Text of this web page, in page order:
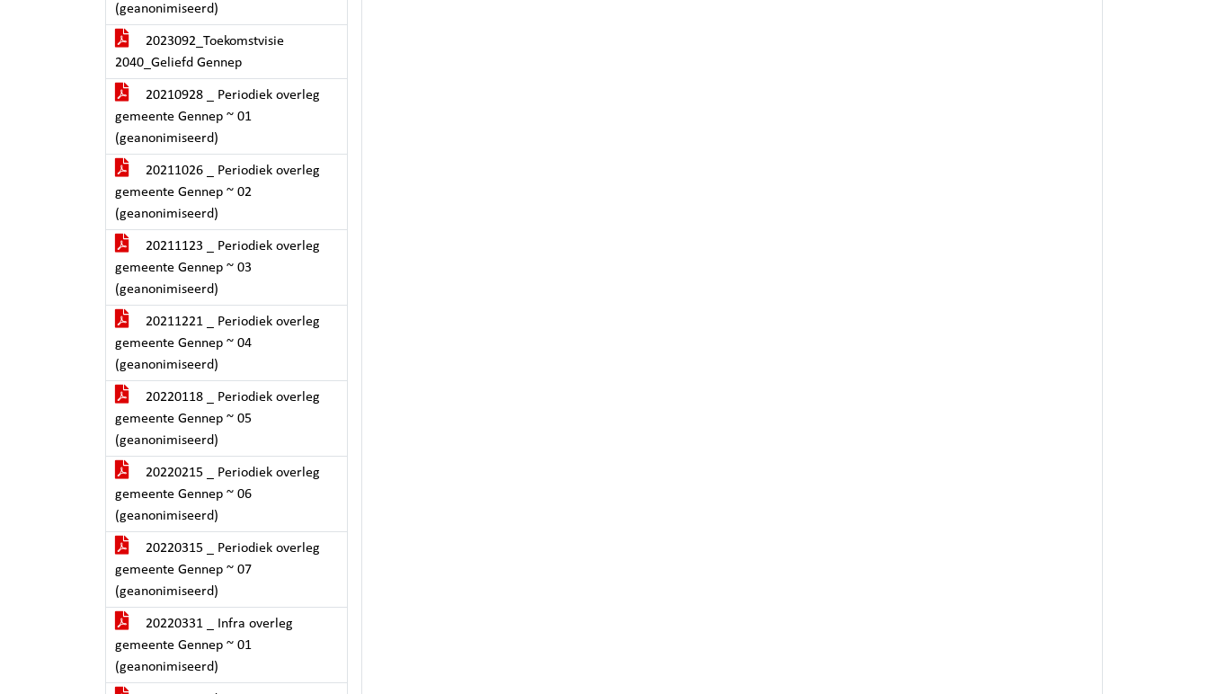
(geanonimiseerd)
2023092_Toekomstvisie
2040_Geliefd Gennep
20210928 _ Periodiek overleg
gemeente Gennep ~ 01
(geanonimiseerd)
20211026 _ Periodiek overleg
gemeente Gennep ~ 02
(geanonimiseerd)
20211123 _ Periodiek overleg
gemeente Gennep ~ 03
(geanonimiseerd)
20211221 _ Periodiek overleg
gemeente Gennep ~ 04
(geanonimiseerd)
20220118 _ Periodiek overleg
gemeente Gennep ~ 05
(geanonimiseerd)
20220215 _ Periodiek overleg
gemeente Gennep ~ 06
(geanonimiseerd)
20220315 _ Periodiek overleg
gemeente Gennep ~ 07
(geanonimiseerd)
20220331 _ Infra overleg
gemeente Gennep ~ 01
(geanonimiseerd)